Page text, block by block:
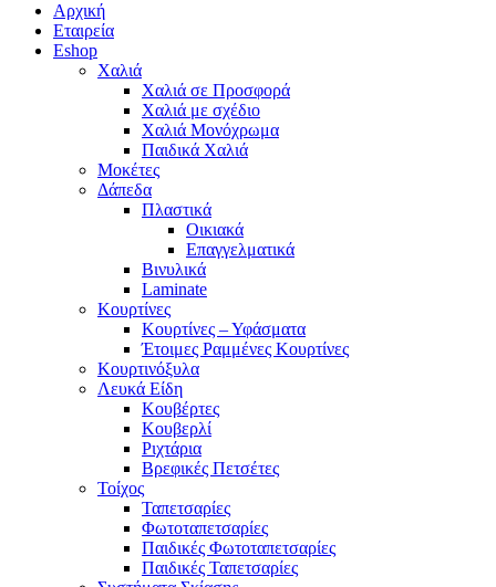
Αρχική
Εταιρεία
Eshop
Χαλιά
Χαλιά σε Προσφορά
Χαλιά με σχέδιο
Χαλιά Μονόχρωμα
Παιδικά Χαλιά
Μοκέτες
Δάπεδα
Πλαστικά
Οικιακά
Επαγγελματικά
Βινυλικά
Laminate
Κουρτίνες
Κουρτίνες – Υφάσματα
Έτοιμες Ραμμένες Κουρτίνες
Κουρτινόξυλα
Λευκά Είδη
Κουβέρτες
Κουβερλί
Ριχτάρια
Βρεφικές Πετσέτες
Τοίχος
Ταπετσαρίες
Φωτοταπετσαρίες
Παιδικές Φωτοταπετσαρίες
Παιδικές Ταπετσαρίες